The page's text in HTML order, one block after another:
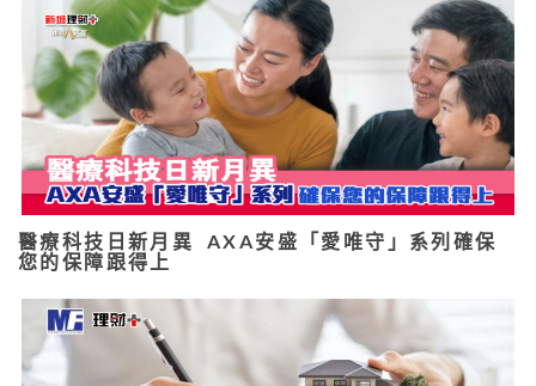
醫療科技日新月異 AXA安盛「愛唯守」系列確保
您的保障跟得上